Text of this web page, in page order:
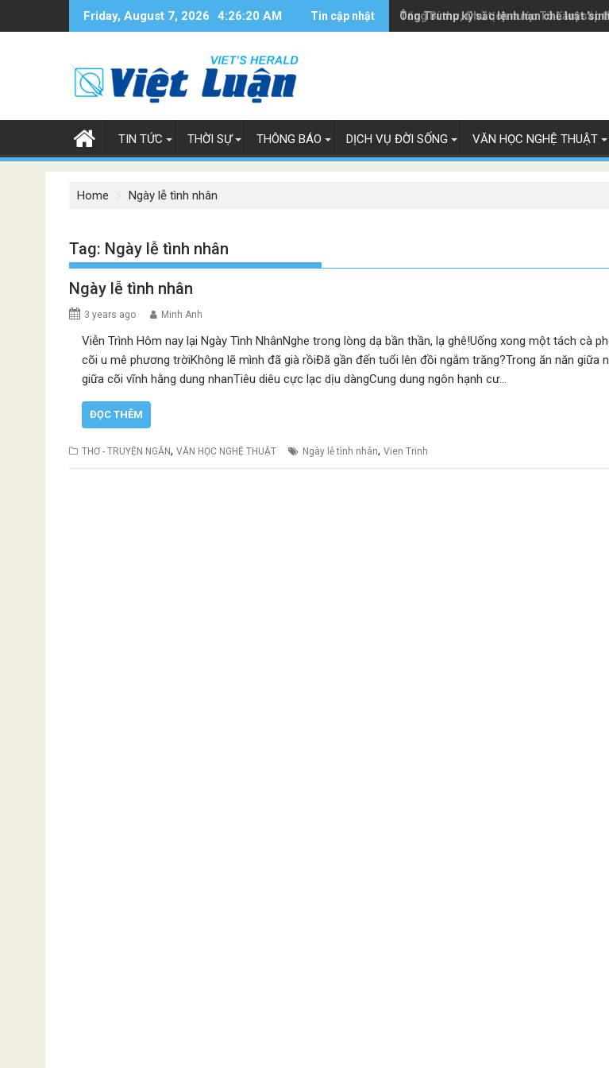
Friday, August 7, 2026 4:26:20 AM Tin cập nhật Ông Trump ký sắc lệnh hạn chế luật
Tổng Bí thư, Chủ tịch nước Tô Lâm sắp
TIN TỨC THỜI SỰ THÔNG BÁO DỊCH VỤ ĐỜI SỐNG VĂN HỌC NGHỆ THUẬT
Home Ngày lễ tình nhân
Tag: Ngày lễ tình nhân
Ngày lễ tình nhân
3 years ago Minh Anh
Viễn Trình Hôm nay lại Ngày Tình NhânNghe trong lòng dạ bần thần, lạ ghê!Uống xong một tách cà
cõi u mê phương trờiKhông lẽ mình đã già rồiĐã gần đến tuổi lên đồi ngắm trăng?Trong ăn năn giữa
giữa cõi vĩnh hằng dung nhanTiêu diêu cực lạc dịu dàngCung dung ngôn hạnh cư…
ĐỌC THÊM
THƠ - TRUYỆN NGẮN, VĂN HỌC NGHỆ THUẬT Ngày lễ tình nhân, Vien Trinh